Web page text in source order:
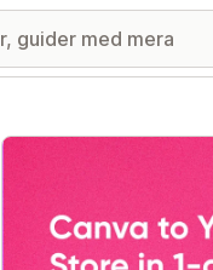
Galleri med utvalda bilder